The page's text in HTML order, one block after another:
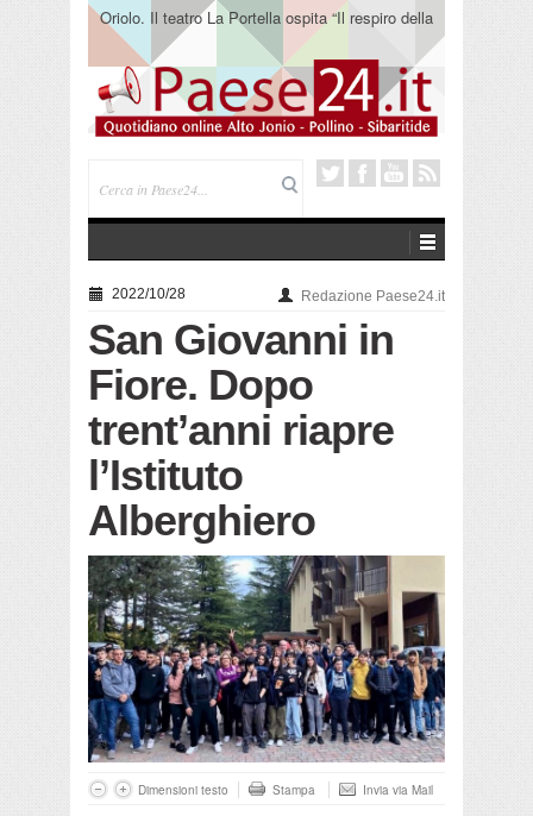
Oriolo. Il teatro La Portella ospita “Il respiro della
terra” del collettivo 365
2022/10/28 Redazione Paese24.it
San Giovanni in
Fiore. Dopo
trent’anni riapre
l’Istituto
Alberghiero
Dimensioni testo Stampa Invia via Mail